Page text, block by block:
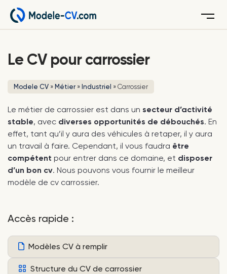
Menu
Le CV pour carrossier
Modele CV » Métier » Industriel » Carrossier
Le métier de carrossier est dans un secteur d’activité
stable, avec diverses opportunités de débouchés. En
effet, tant qu’il y aura des véhicules à retaper, il y aura
un travail à faire. Cependant, il vous faudra être
compétent pour entrer dans ce domaine, et disposer
d’un bon cv. Nous pouvons vous fournir le meilleur
modèle de cv carrossier.
Accès rapide :
Modèles CV à remplir
Structure du CV de carrossier